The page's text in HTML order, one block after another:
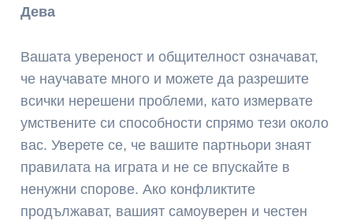
Дева
Вашата увереност и общителност означават,
че научавате много и можете да разрешите
всички нерешени проблеми, като измервате
умствените си способности спрямо тези около
вас. Уверете се, че вашите партньори знаят
правилата на играта и не се впускайте в
ненужни спорове. Ако конфликтите
продължават, вашият самоуверен и честен